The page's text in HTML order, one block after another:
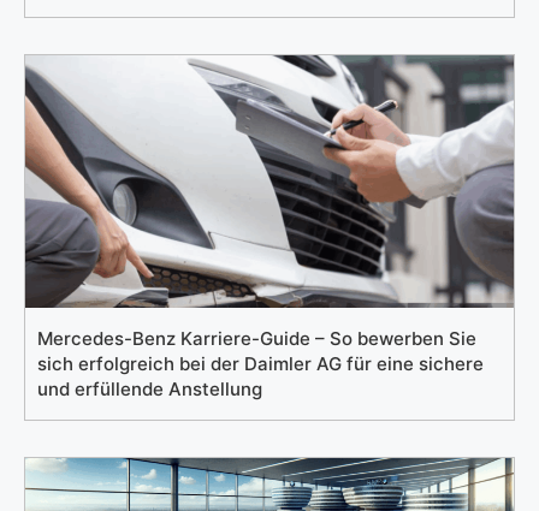
Mercedes-Benz Karriere-Guide – So bewerben Sie
sich erfolgreich bei der Daimler AG für eine sichere
und erfüllende Anstellung